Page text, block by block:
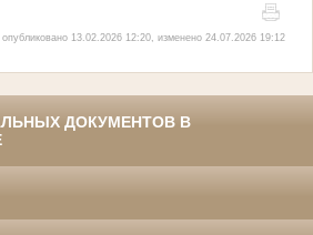
опубликовано 13.02.2026 12:20, изменено 24.07.2026 19:12
ДОКУМЕНТОВ В